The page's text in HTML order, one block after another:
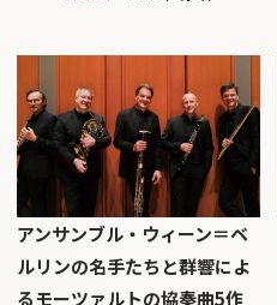
アンサンブル・ウィーン＝ベ
ルリンの名手たちと群響によ
るモーツァルトの協奏曲5作